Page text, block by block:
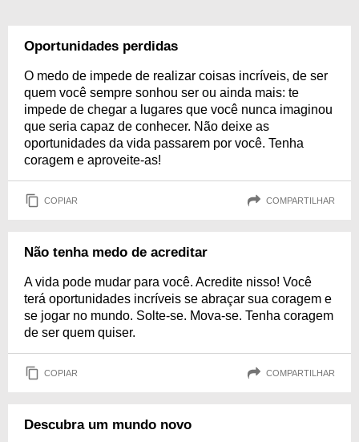
Oportunidades perdidas
O medo de impede de realizar coisas incríveis, de ser
quem você sempre sonhou ser ou ainda mais: te
impede de chegar a lugares que você nunca imaginou
que seria capaz de conhecer. Não deixe as
oportunidades da vida passarem por você. Tenha
coragem e aproveite-as!
COPIAR COMPARTILHAR
Não tenha medo de acreditar
A vida pode mudar para você. Acredite nisso! Você
terá oportunidades incríveis se abraçar sua coragem e
se jogar no mundo. Solte-se. Mova-se. Tenha coragem
de ser quem quiser.
COPIAR COMPARTILHAR
Descubra um mundo novo